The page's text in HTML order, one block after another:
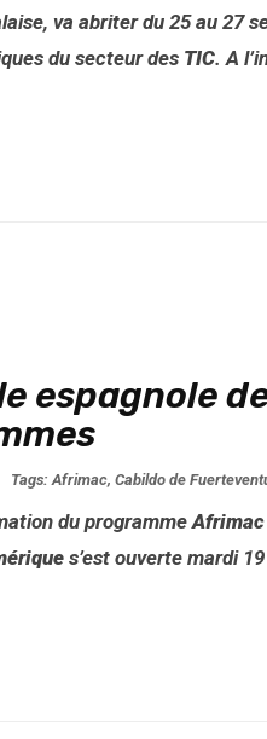
va abriter du 25 au 27
du secteur des TIC. A
espagnole
Tags:Afrimac, Cabildo de
du programmeAfrimac
s’est ouverte mardi